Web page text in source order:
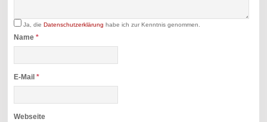
Ja, dieDatenschutzerklärung habe ich zur Kenntnis genommen.
Name*
E-Mail*
Webseite